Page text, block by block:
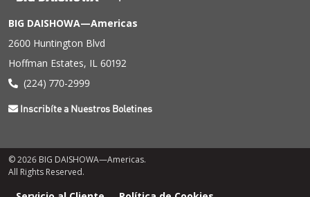
BIG DAISHOWA—Americas
2600 Huntington Blvd
Hoffman Estates, IL 60192
(224) 770-2999
Inscribíte a Nuestros Boletines
© 2026 BIG DAISHOWA—Americas.
All Rights Reserved.